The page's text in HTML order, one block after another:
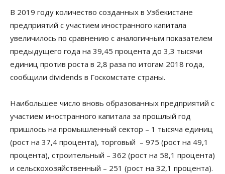
В 2019 году количество созданных в Узбекистане
предприятий с участием иностранного капитала
увеличилось по сравнению с аналогичным показателем
предыдущего года на 39,45 процента до 3,3 тысячи
единиц против роста в 2,8 раза по итогам 2018 года,
сообщили dividends в Госкомстате страны.
Наибольшее число вновь образованных предприятий с
участием иностранного капитала за прошлый год
пришлось на промышленный сектор – 1 тысяча единиц
(рост на 37,4 процента), торговый – 975 (рост на 49,1
процента), строительный – 362 (рост на 58,1 процента)
и сельскохозяйственный – 251 (рост на 32,1 процента).